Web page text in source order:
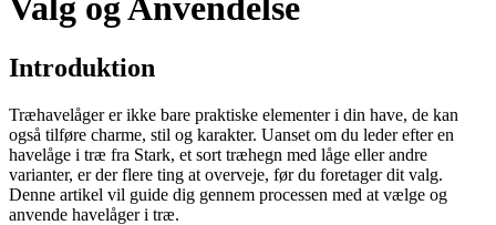
Valg og Anvendelse
Introduktion
Træhavelåger er ikke bare praktiske elementer i din have, de kan
også tilføre charme, stil og karakter. Uanset om du leder efter en
havelåge i træ fra Stark, et sort træhegn med låge eller andre
varianter, er der flere ting at overveje, før du foretager dit valg.
Denne artikel vil guide dig gennem processen med at vælge og
anvende havelåger i træ.